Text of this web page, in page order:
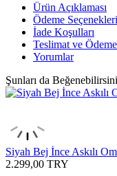
Ürün Açıklaması
Ödeme Seçenekleri
İade Koşulları
Teslimat ve Ödeme
Yorumlar
Şunları da
Siyah Bej İnce Askılı
2.299,00 TRY